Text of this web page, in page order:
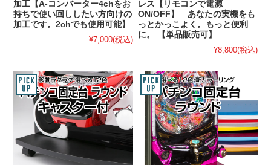
加工【A-コンバーター4chをお
持ちで使い回ししたい方向けの
加工です。2chでも使用可能】
¥7,000(税込)
レス【リモコンで電源
ON/OFF】 あなたの実機をも
っとかっこよく。もっと便利
に。 【単品販売可】
¥8,800(税込)